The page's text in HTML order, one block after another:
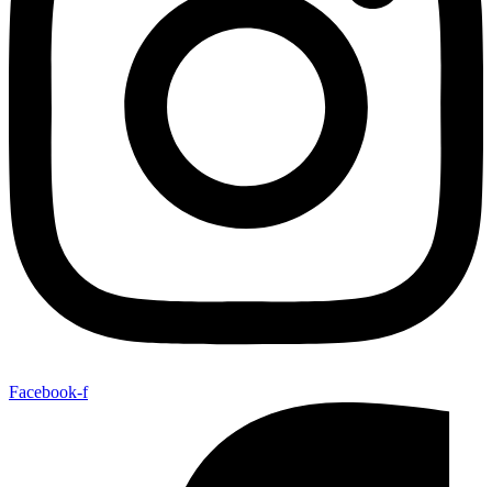
Facebook-f